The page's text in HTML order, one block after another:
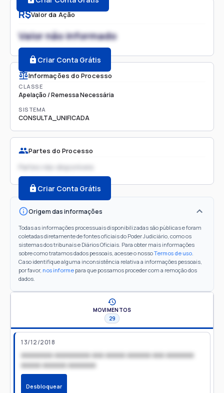
R$Valor da Ação
Valor não informado
Criar Conta Grátis
Informações do Processo
CLASSE
Apelação / Remessa Necessária
SISTEMA
CONSULTA_UNIFICADA
Partes do Processo
Partes não disponíveis
Criar Conta Grátis
Origem das informações
Todas as informações processuais disponibilizadas são públicas e foram
coletadas diretamente de fontes oficiais do Poder Judiciário, como os
sistemas dos tribunais e Diários Oficiais. Para obter mais informações
sobre como tratamos dados pessoais, acesse o nossoTermos de uso.
Caso identifique alguma inconsistência relativa a informações pessoais,
por favor, nos informe para que possamos proceder com a remoção dos
dados.
MOVIMENTOS
29
13/12/2018
xxxxxxxx xxxxxxxxx xxx xxxxx xxxxxx xxx xxxxxxx
xxxxx xxxxxx xxxxxxx
Desbloquear